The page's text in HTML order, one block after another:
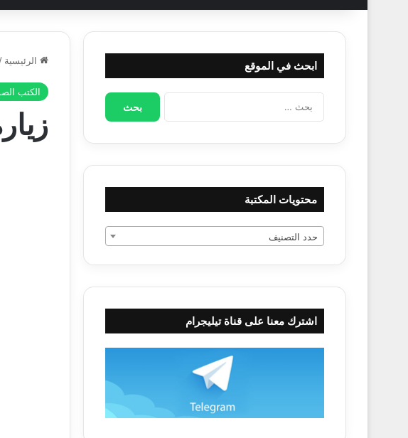
الرئيسية /
الكتب
ابحث في الموقع
البحث
محتويات المكتبة
حدد التصنيف
اشترك معنا على قناة تيليجرام